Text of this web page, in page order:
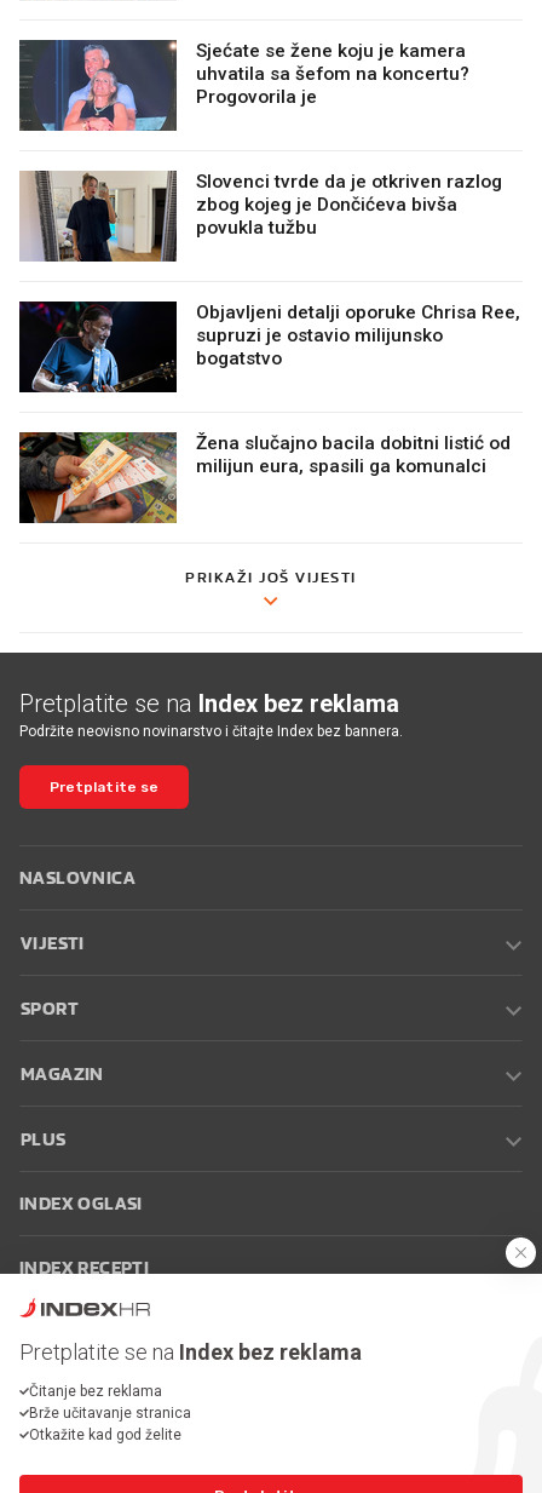
Sjećate se žene koju je kamera
uhvatila sa šefom na koncertu?
Progovorila je
Slovenci tvrde da je otkriven razlog
zbog kojeg je Dončićeva bivša
povukla tužbu
Objavljeni detalji oporuke Chrisa Ree,
supruzi je ostavio milijunsko
bogatstvo
Žena slučajno bacila dobitni listić od
milijun eura, spasili ga komunalci
PRIKAŽI JOŠ VIJESTI
Pretplatite se na Index bez reklama
Podržite neovisno novinarstvo i čitajte Index bez bannera.
Pretplatite se
NASLOVNICA
VIJESTI
SPORT
MAGAZIN
PLUS
INDEX OGLASI
INDEX RECEPTI
Oglašavanje Zaposli se na Indexu
korištenja
Postavke kolačića
Pretplatite se na Index bez reklama
Čitanje bez reklama
Brže učitavanje stranica
Otkažite kad god želite